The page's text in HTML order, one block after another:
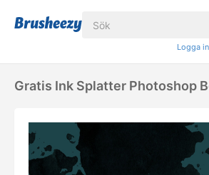
Logga in
Gratis Ink Splatter Photoshop